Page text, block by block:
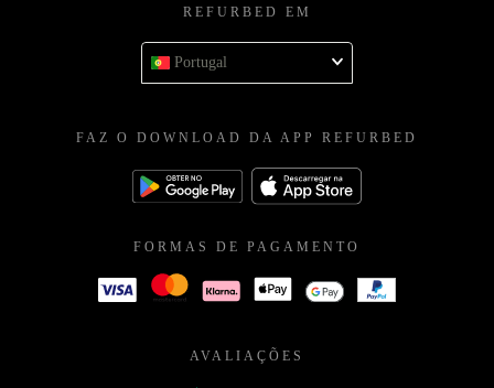
REFURBED EM
Portugal
FAZ O DOWNLOAD DA APP REFURBED
FORMAS DE PAGAMENTO
AVALIAÇÕES